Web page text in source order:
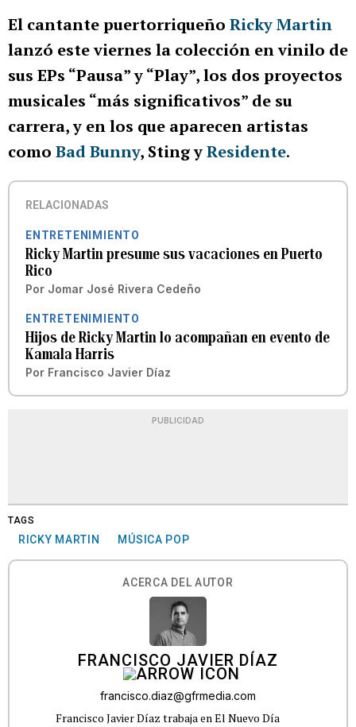
El cantante puertorriqueño Ricky Martin
lanzó este viernes la colección en vinilo de
sus EPs “Pausa” y “Play”, los dos proyectos
musicales “más significativos” de su
carrera, y en los que aparecen artistas
como Bad Bunny, Sting yResidente.
RELACIONADAS
ENTRETENIMIENTO
Ricky Martin presume sus vacaciones en Puerto
Rico
Por Jomar José Rivera Cedeño
ENTRETENIMIENTO
Hijos de Ricky Martin lo acompañan en evento de
Kamala Harris
Por Francisco Javier Díaz
PUBLICIDAD
TAGS
RICKY MARTIN MÚSICA POP
ACERCA DEL AUTOR
FRANCISCO JAVIER DÍAZ
francisco.diaz@gfrmedia.com
Francisco Javier Díaz trabaja en El Nuevo Día